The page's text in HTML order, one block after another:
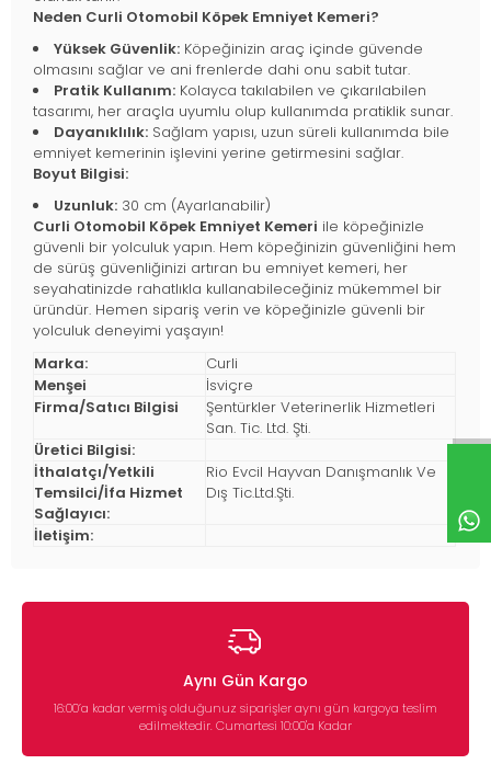
Neden Curli Otomobil Köpek Emniyet Kemeri?
Yüksek Güvenlik: Köpeğinizin araç içinde güvende
olmasını sağlar ve ani frenlerde dahi onu sabit tutar.
Pratik Kullanım: Kolayca takılabilen ve çıkarılabilen
tasarımı, her araçla uyumlu olup kullanımda pratiklik sunar.
Dayanıklılık: Sağlam yapısı, uzun süreli kullanımda bile
emniyet kemerinin işlevini yerine getirmesini sağlar.
Boyut Bilgisi:
Uzunluk: 30 cm (Ayarlanabilir)
Curli Otomobil Köpek Emniyet Kemeri ile köpeğinizle
güvenli bir yolculuk yapın. Hem köpeğinizin güvenliğini hem
de sürüş güvenliğinizi artıran bu emniyet kemeri, her
seyahatinizde rahatlıkla kullanabileceğiniz mükemmel bir
üründür. Hemen sipariş verin ve köpeğinizle güvenli bir
yolculuk deneyimi yaşayın!
Marka:
Curli
Menşei
İsviçre
Firma/Satıcı Bilgisi
Şentürkler Veterinerlik Hizmetleri
San. Tic. Ltd. Şti.
Üretici Bilgisi:
İthalatçı/Yetkili
Temsilci/İfa Hizmet
Sağlayıcı:
Rio Evcil Hayvan Danışmanlık Ve
Dış Tic.Ltd.Şti.
İletişim:
Aynı Gün Kargo
16:00’a kadar vermiş olduğunuz siparişler aynı gün kargoya teslim
edilmektedir. Cumartesi 10:00'a Kadar